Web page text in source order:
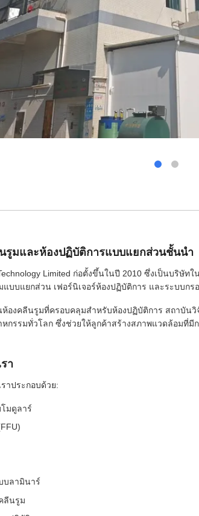
รูมและห้องปฏิบัติการแบบแยกส่วนชั้นนำ
Limited ก่อตั้งขึ้นในปี 2010 ซึ่งเป็นบริษัท
บบแยกส่วน เฟอร์นิเจอร์ห้องปฏิบัติการ และระบบกร
ห้องคลีนรูมที่ครอบคลุมสำหรับห้องปฏิบัติการ สถาบัน
หกรรมทั่วโลก ซึ่งช่วยให้ลูกค้าสร้างสภาพแวดล้อมที่
า
าประกอบด้วย:
มดูลาร์
บลามินาร์
ลีนรูม